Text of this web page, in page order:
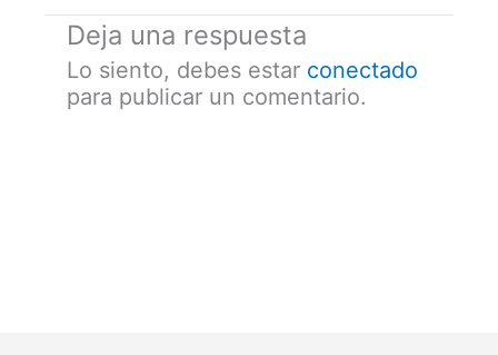
Deja una respuesta
Lo siento, debes estar conectado
para publicar un comentario.